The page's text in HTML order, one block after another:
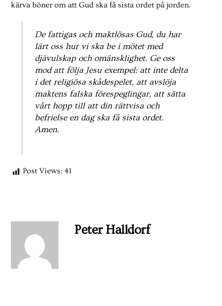
kärva böner om att Gud ska få sista ordet på jorden.
De fattigas och maktlösas Gud, du har
lärt oss hur vi ska be i mötet med
djävulskap och omänsklighet. Ge oss
mod att följa Jesu exempel: att inte delta
i det religiösa skådespelet, att avslöja
maktens falska förespeglingar, att sätta
vårt hopp till att din rättvisa och
befrielse en dag ska få sista ordet.
Amen.
Post Views: 41
Peter Halldorf